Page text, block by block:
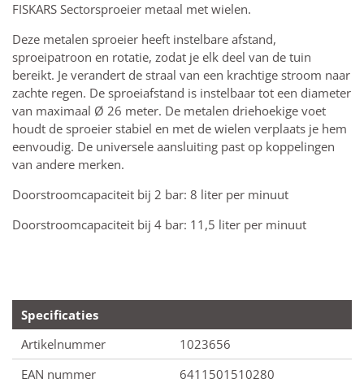
FISKARS Sectorsproeier metaal met wielen.
Deze metalen sproeier heeft instelbare afstand,
sproeipatroon en rotatie, zodat je elk deel van de tuin
bereikt. Je verandert de straal van een krachtige stroom naar
zachte regen. De sproeiafstand is instelbaar tot een diameter
van maximaal Ø 26 meter. De metalen driehoekige voet
houdt de sproeier stabiel en met de wielen verplaats je hem
eenvoudig. De universele aansluiting past op koppelingen
van andere merken.
Doorstroomcapaciteit bij 2 bar: 8 liter per minuut
Doorstroomcapaciteit bij 4 bar: 11,5 liter per minuut
Specificaties
Artikelnummer
1023656
EAN nummer
6411501510280